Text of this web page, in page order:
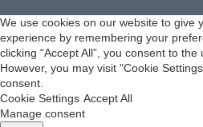
We use cookies on our website to give
experience by remembering your
clicking “Accept All”, you consent to the
However, you may visit "Cookie
consent.
Cookie Settings Accept All
Manage consent